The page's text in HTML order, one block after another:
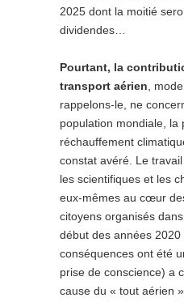
2025 dont la moitié
dividendes…
Pourtant, la
transport aérien ,
rappelons-le, ne
population mondiale, la
réchauffement
constat avéré. Le
les scientifiques et les
eux-mêmes au cœur
citoyens organisés
début des années
conséquences ont été
prise de conscience) a
cause du « tout aérien